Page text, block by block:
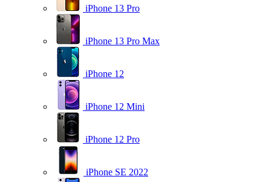
iPhone 13 Pro
iPhone 13 Pro Max
iPhone 12
iPhone 12 Mini
iPhone 12 Pro
iPhone SE 2022